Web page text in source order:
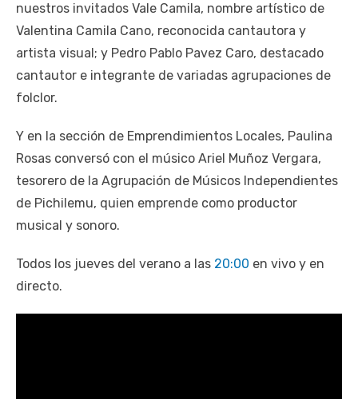
nuestros invitados Vale Camila, nombre artístico de
Valentina Camila Cano, reconocida cantautora y
artista visual; y Pedro Pablo Pavez Caro, destacado
cantautor e integrante de variadas agrupaciones de
folclor.
Y en la sección de Emprendimientos Locales, Paulina
Rosas conversó con el músico Ariel Muñoz Vergara,
tesorero de la Agrupación de Músicos Independientes
de Pichilemu, quien emprende como productor
musical y sonoro.
Todos los jueves del verano a las 20:00 en vivo y en
directo.